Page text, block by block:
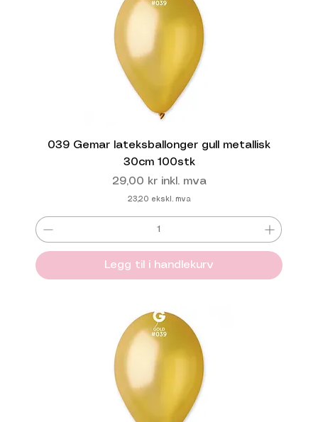
039 Gemar lateksballonger gull metallisk
30cm 100stk
Pris
29,00 kr inkl. mva
23,20 ekskl. mva
Legg til i handlekurv